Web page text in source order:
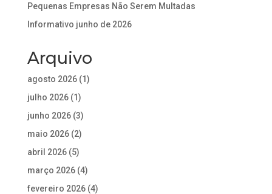
Pequenas Empresas Não Serem Multadas
Informativo junho de 2026
Arquivo
agosto 2026(1)
julho 2026(1)
junho 2026(3)
maio 2026(2)
abril 2026(5)
março 2026(4)
fevereiro 2026(4)